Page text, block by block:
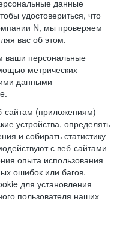
данные
удостовериться, что
N, мы проверяем
вас об этом.
ваши персональные
метрических
данными
сайтам (приложениям)
устройства, определять
и собирать статистику
с веб-сайтами
опыта использования
ошибок или багов.
для установления
пользователя наших